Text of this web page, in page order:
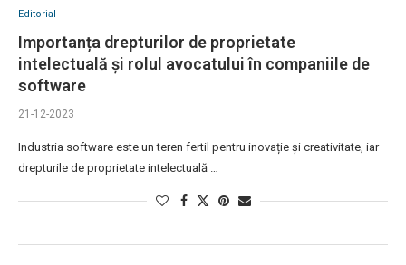
Editorial
Importanța drepturilor de proprietate
intelectuală și rolul avocatului în companiile de
software
21-12-2023
Industria software este un teren fertil pentru inovație și creativitate, iar
drepturile de proprietate intelectuală …